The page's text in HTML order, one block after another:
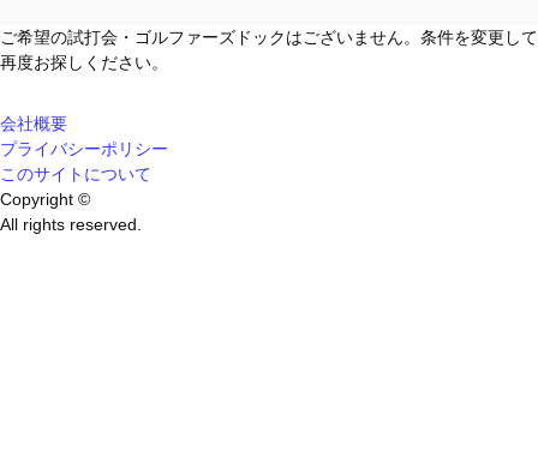
ご希望の試打会・ゴルファーズドックはございません。条件を変更して
再度お探しください。
会社概要
プライバシーポリシー
このサイトについて
Copyright ©
All rights reserved.